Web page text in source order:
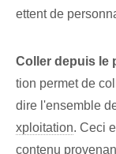
ettent de
Coller depuis le
tion permet de
dire l'ensemble
xploitation. Ceci
contenu